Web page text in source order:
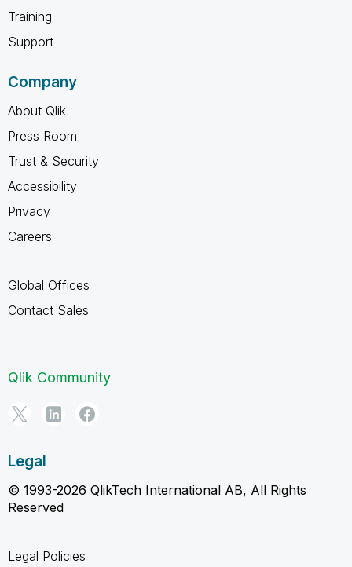
Training
Support
Company
About Qlik
Press Room
Trust & Security
Accessibility
Privacy
Careers
Global Offices
Contact Sales
Qlik Community
Legal
© 1993-2026 QlikTech International AB, All Rights
Reserved
Legal Policies